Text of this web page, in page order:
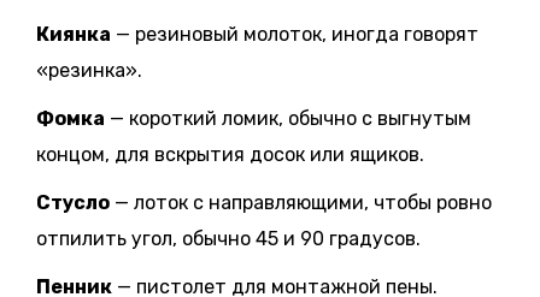
Киянка — резиновый молоток, иногда говорят
«резинка».
Фомка — короткий ломик, обычно с выгнутым
концом, для вскрытия досок или ящиков.
Стусло — лоток с направляющими, чтобы ровно
отпилить угол, обычно 45 и 90 градусов.
Пенник — пистолет для монтажной пены.